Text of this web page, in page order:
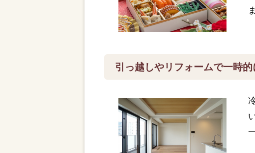
引っ越しやリフォームで一時的